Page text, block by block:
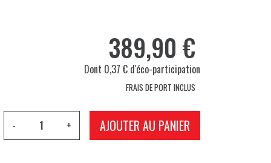
389,90 €
Dont 0,37 € d'éco-participation
FRAIS DE PORT INCLUS
- + AJOUTER AU PANIER